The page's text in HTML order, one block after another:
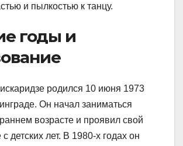
и пылкостью к танцу.
годы и
родился 10 июня 1973
Он начал заниматься
возрасте и проявил свой
детских лет. В 1980-х годах он